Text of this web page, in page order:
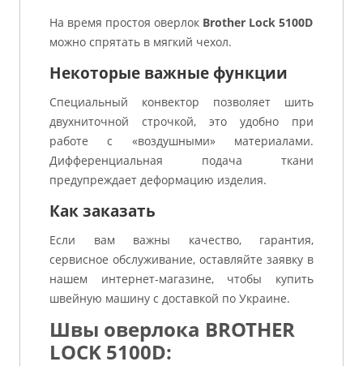
На время простоя оверлок Brother Lock 5100D
можно спрятать в мягкий чехол.
Некоторые важные функции
Специальный конвектор позволяет шить
двухниточной строчкой, это удобно при
работе с «воздушными» материалами.
Дифференциальная подача ткани
предупреждает деформацию изделия.
Как заказать
Если вам важны качество, гарантия,
сервисное обслуживание, оставляйте заявку в
нашем интернет-магазине, чтобы купить
швейную машину с доставкой по Украине.
Швы оверлока BROTHER
LOCK 5100D: